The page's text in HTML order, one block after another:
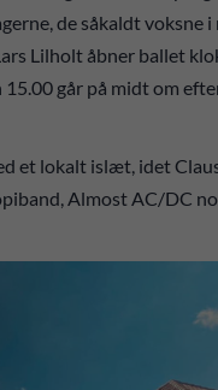
de såkaldt voksne i
Lilholt åbner ballet
går på midt om
et lokalt islæt, idet
Almost AC/DC